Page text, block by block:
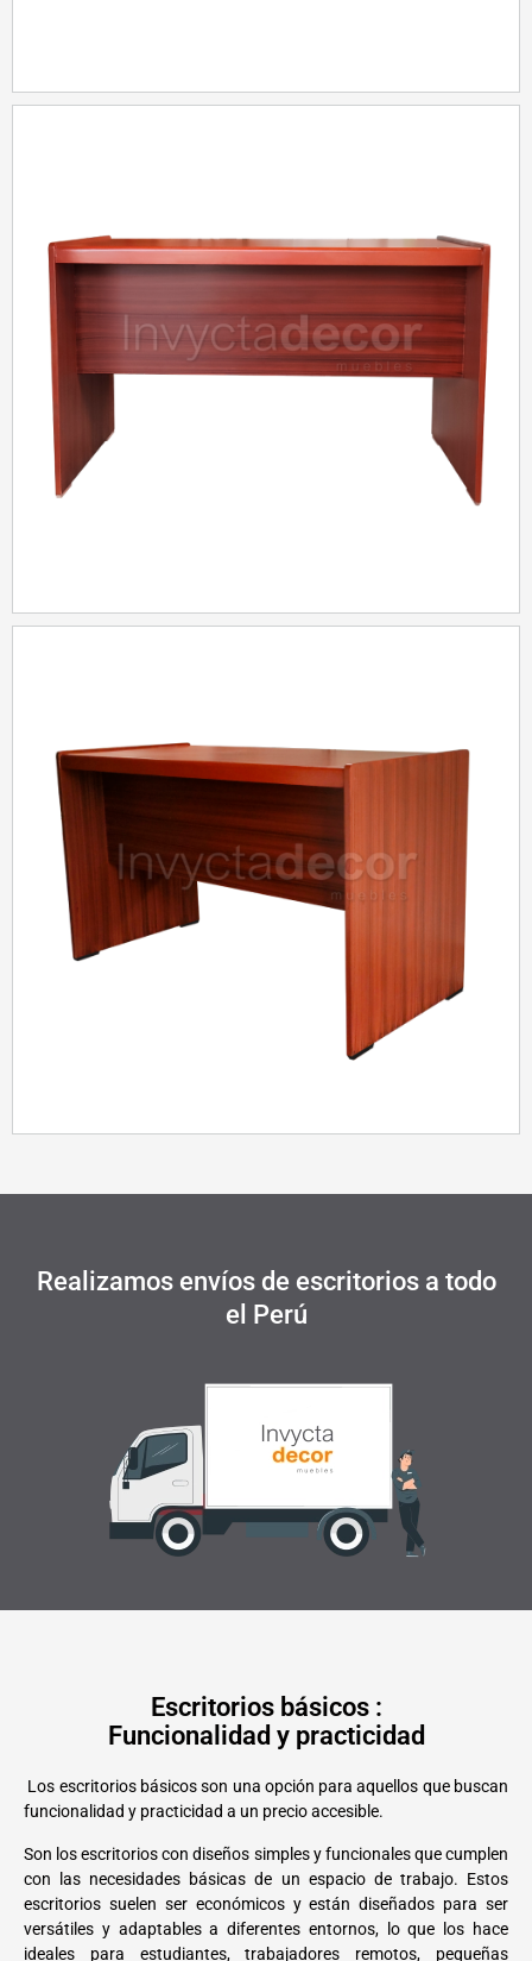
Realizamos envíos de escritorios a todo
el Perú
Escritorios básicos :
Funcionalidad y practicidad
Los escritorios básicos son una opción para aquellos que buscan
funcionalidad y practicidad a un precio accesible.
Son los escritorios con diseños simples y funcionales que cumplen
con las necesidades básicas de un espacio de trabajo. Estos
escritorios suelen ser económicos y están diseñados para ser
versátiles y adaptables a diferentes entornos, lo que los hace
ideales para estudiantes, trabajadores remotos, pequeñas